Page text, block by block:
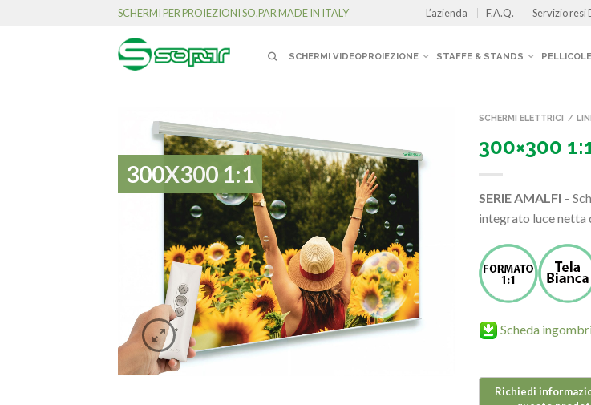
SCHERMI PER PROIEZIONI SO.PAR MADE IN ITALY L’azienda F.A.Q. Servizio resi
SCHERMI VIDEOPROIEZIONE STAFFE & STANDS PELLICOLE
300X300 1:1
SCHERMI ELETTRICI /
300×300
SERIE AMALFI –
integrato luce netta
Scheda